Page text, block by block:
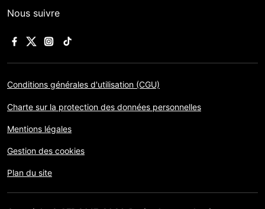
Nous suivre
Conditions générales d'utilisation (CGU)
Charte sur la protection des données personnelles
Mentions légales
Gestion des cookies
Plan du site